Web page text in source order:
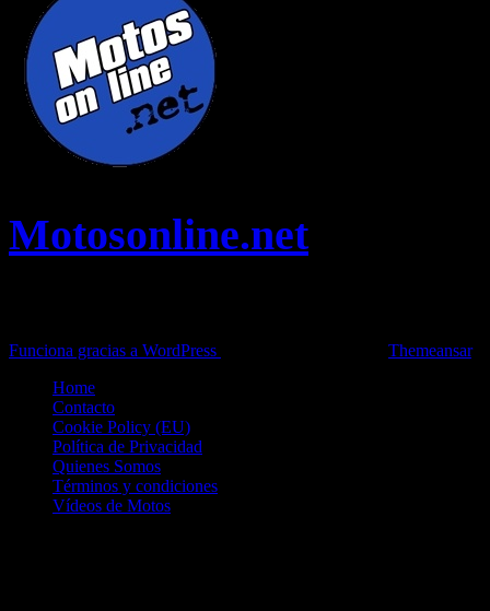
Motosonline.net
Funciona gracias a WordPress
Themeansar.
Home
Contacto
Cookie Policy (EU)
Política de Privacidad
Quienes Somos
Términos y condiciones
Vídeos de Motos